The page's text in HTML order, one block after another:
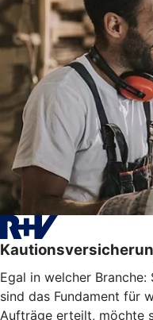
Egal in welcher
sind das Fundament für
Aufträge erteilt, möchte